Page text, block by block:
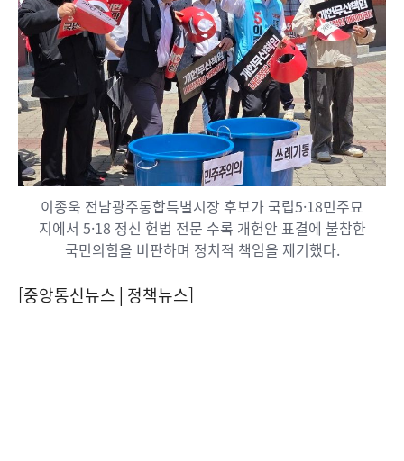
이종욱 전남광주통합특별시장 후보가 국립5·18민주묘
지에서 5·18 정신 헌법 전문 수록 개헌안 표결에 불참한
국민의힘을 비판하며 정치적 책임을 제기했다.
[중앙통신뉴스│정책뉴스]